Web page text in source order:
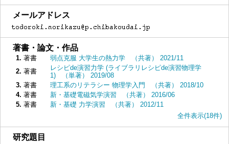
メールアドレス
著書・論文・作品
1. 著書
弱点克服 大学生の熱力学 （共著） 2021/11
2. 著書
レシピde演習力学 (ライブラリレシピde演習物理学
1) （単著） 2019/08
3. 著書
理工系のリテラシー 物理学入門 （共著） 2018/10
4. 著書
新・基礎電磁気学演習 （共著） 2016/06
5. 著書
新・基礎 力学演習 （共著） 2012/11
全件表示(18件)
研究題目